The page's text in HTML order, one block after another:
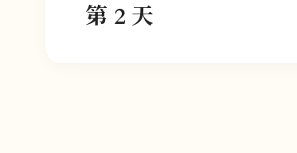
第 2 天